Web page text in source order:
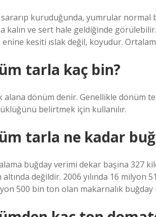
kuruduğunda, yumrular normal
kalın ve sert hale geldiğinde
kesiti ıslak değil, koyudur.
tarla kaç bin?
alana dönüm denir. Genellikle dönüm
belirtmek için kullanılır.
tarla ne kadar
buğday verimi dekar başına 327
altında değildir. 2006 yılında 16
500 bin ton olan makarnalık buğday